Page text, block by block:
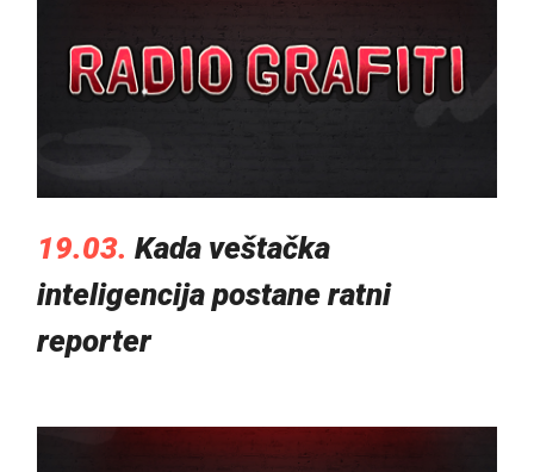
19.03. Kada veštačka
inteligencija postane ratni
reporter